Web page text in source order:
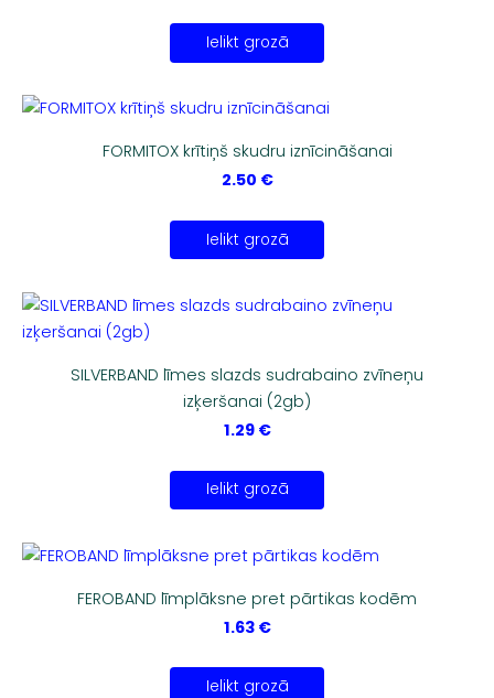
Ielikt grozā
FORMITOX krītiņš skudru iznīcināšanai
2.50 €
Ielikt grozā
SILVERBAND līmes slazds sudrabaino zvīneņu
izķeršanai (2gb)
1.29 €
Ielikt grozā
FEROBAND līmplāksne pret pārtikas kodēm
1.63 €
Ielikt grozā